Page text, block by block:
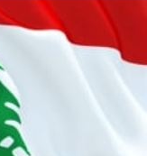
سياسة
إقتصاد
منوعات
كأس العالم